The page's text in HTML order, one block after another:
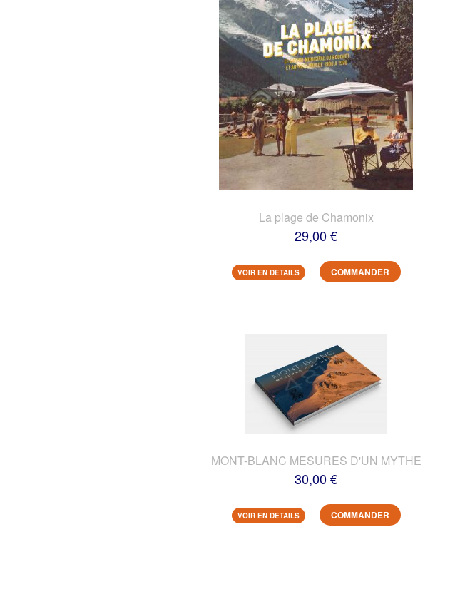
La plage de Chamonix
29,00 €
VOIR EN DETAILS COMMANDER
MONT-BLANC MESURES D'UN MYTHE
30,00 €
VOIR EN DETAILS COMMANDER